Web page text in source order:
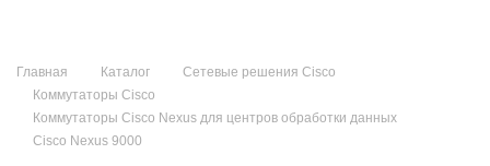
Главная Каталог
Сетевые решения Cisco
Коммутаторы Cisco
Коммутаторы Cisco Nexus для центров обработки данных
Cisco Nexus 9000